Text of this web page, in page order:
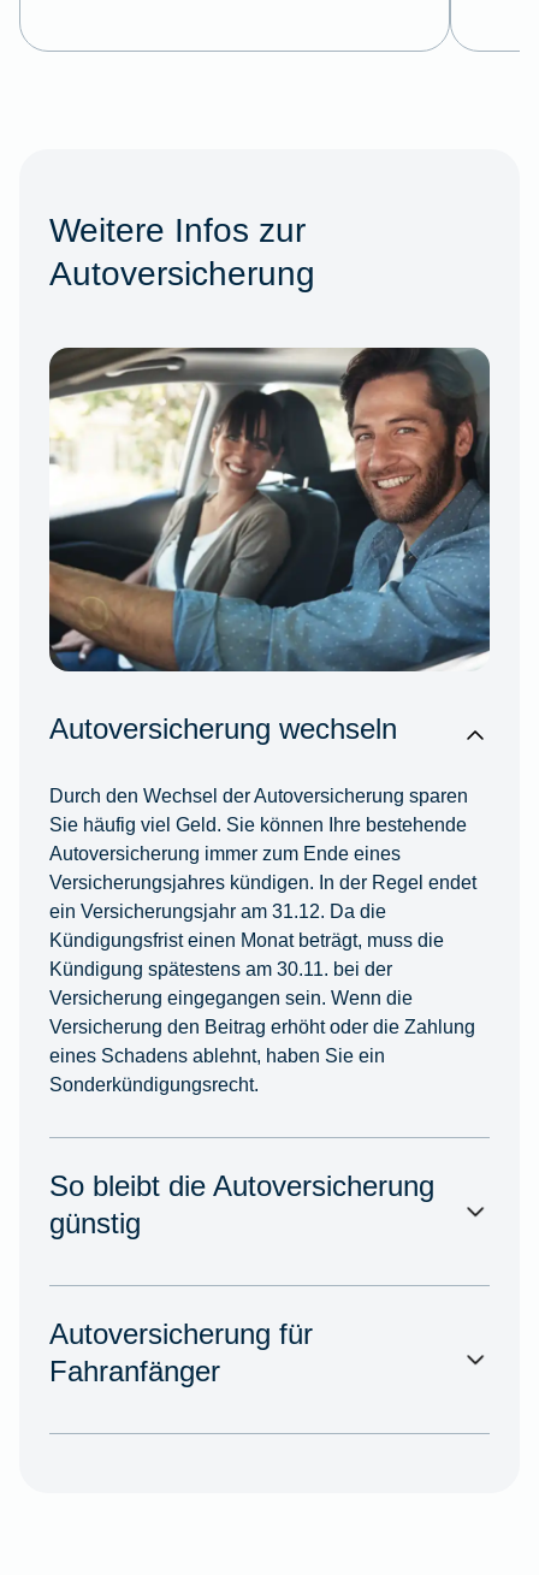
Weitere Infos zur
Autoversicherung
Autoversicherung wechseln
Durch den Wechsel der Autoversicherung sparen
Sie häufig viel Geld. Sie können Ihre bestehende
Autoversicherung immer zum Ende eines
Versicherungsjahres kündigen. In der Regel endet
ein Versicherungsjahr am 31.12. Da die
Kündigungsfrist einen Monat beträgt, muss die
Kündigung spätestens am 30.11. bei der
Versicherung eingegangen sein. Wenn die
Versicherung den Beitrag erhöht oder die Zahlung
eines Schadens ablehnt, haben Sie ein
Sonderkündigungsrecht.
So bleibt die Autoversicherung
günstig
Autoversicherung für
Fahranfänger